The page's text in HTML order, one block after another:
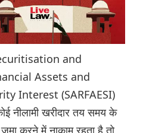
and
Assets and
Interest (SARFAESI)
नीलामी खरीदार तय समय के
करने में नाकाम रहता है तो